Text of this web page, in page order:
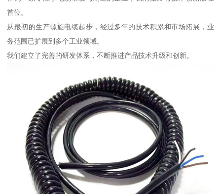
首位。
从最初的生产螺旋电缆起步，经过多年的技术积累和市场拓展，业
务范围已扩展到多个工业领域。
我们建立了完善的研发体系，不断推进产品技术升级和创新。